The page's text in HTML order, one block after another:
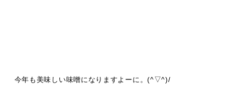
今年も美味しい味噌になりますよーに。(^▽^)/